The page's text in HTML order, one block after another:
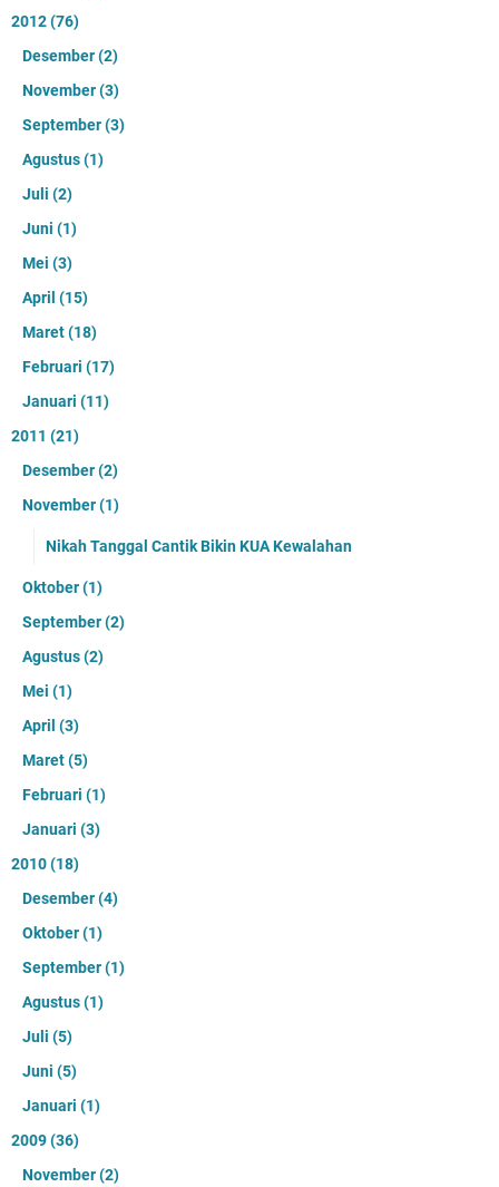
2012(76)
Desember(2)
November(3)
September(3)
Agustus(1)
Juli (2)
Juni (1)
Mei (3)
April (15)
Maret(18)
Februari (17)
Januari (11)
2011 (21)
Desember(2)
November(1)
Nikah Tanggal Cantik Bikin KUA Kewalahan
Oktober(1)
September(2)
Agustus(2)
Mei (1)
April (3)
Maret(5)
Februari (1)
Januari (3)
2010(18)
Desember(4)
Oktober(1)
September(1)
Agustus(1)
Juli (5)
Juni (5)
Januari (1)
2009(36)
November(2)